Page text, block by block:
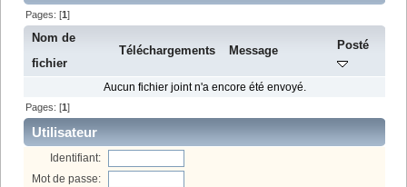
Pages: [1]
Nom de
fichier
Téléchargements Message Posté
Aucun fichier joint n'a encore été envoyé.
Pages: [1]
Utilisateur
Identifiant:
Mot de passe: